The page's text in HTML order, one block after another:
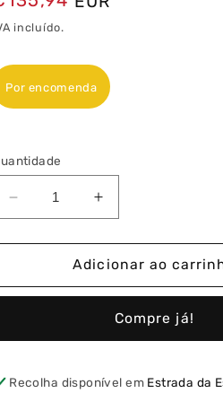
incluído.
Por encomenda
Diminuir
a
quantidade
Vega
Opaca
Filas
Aumentar
a
quantidade
de
Vega
Porta
Opaca
Filas
Adicionar ao
Compre já!
Recolha disponível em Estrada da